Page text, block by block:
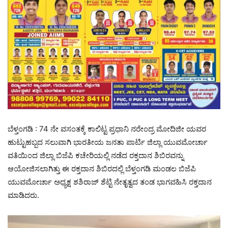
ಬೆಳ್ತಂಗಡಿ : 74 ನೇ ವಸಂತಕ್ಕೆ ಕಾಲಿಟ್ಟ ಪ್ರಧಾನಿ ನರೇಂದ್ರ ಮೋದಿಜೀ ಯವರ
ಹುಟ್ಟುಹಬ್ಬದ ಸಲುವಾಗಿ ಭಾರತೀಯ ಜನತಾ ಪಾರ್ಟಿ ಜಿಲ್ಲಾ ಯುವಮೋರ್ಚಾ
ವತಿಯಿಂದ ಜಿಲ್ಲಾ ಬಿಜೆಪಿ ಕಚೇರಿಯಲ್ಲಿ ನಡೆದ ರಕ್ತದಾನ ಶಿಬಿರವನ್ನು
ಆಯೋಜಿಸಲಾಗಿತ್ತು ಈ ರಕ್ತದಾನ ಶಿಬಿರದಲ್ಲಿ ಬೆಳ್ತಂಗಡಿ ಮಂಡಲ ಬಿಜೆಪಿ
ಯುವಮೋರ್ಚಾ ಅಧ್ಯಕ್ಷ ಶಶಿರಾಜ್ ಶೆಟ್ಟಿ ನೇತೃತ್ವದ ತಂಡ ಭಾಗವಹಿಸಿ ರಕ್ತದಾನ
ಮಾಡಿದರು.